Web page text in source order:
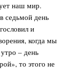
наш мир.
седьмой день
и
когда мы
– день
то этого не